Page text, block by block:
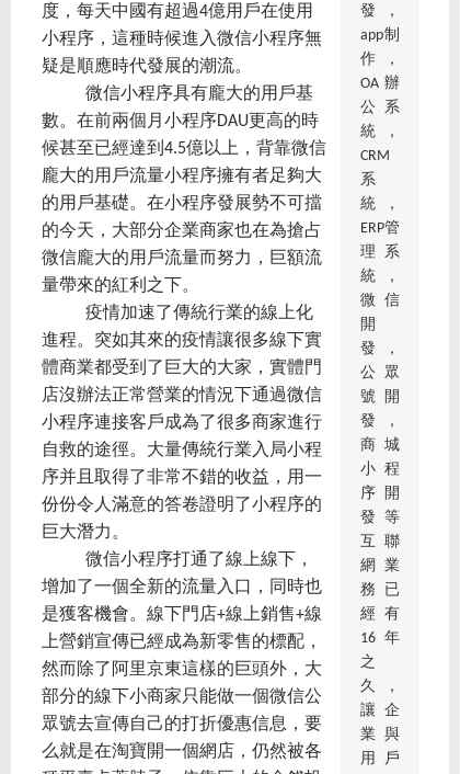
度，每天中國有超過4億用戶在使用
小程序，這種時候進入微信小程序無
疑是順應時代發展的潮流。
微信小程序具有龐大的用戶基
數。在前兩個月小程序DAU更高的時
候甚至已經達到4.5億以上，背靠微信
龐大的用戶流量小程序擁有者足夠大
的用戶基礎。在小程序發展勢不可擋
的今天，大部分企業商家也在為搶占
微信龐大的用戶流量而努力，巨額流
量帶來的紅利之下。
疫情加速了傳統行業的線上化
進程。突如其來的疫情讓很多線下實
體商業都受到了巨大的大家，實體門
店沒辦法正常營業的情況下通過微信
小程序連接客戶成為了很多商家進行
自救的途徑。大量傳統行業入局小程
序并且取得了非常不錯的收益，用一
份份令人滿意的答卷證明了小程序的
巨大潛力。
微信小程序打通了線上線下，
增加了一個全新的流量入口，同時也
是獲客機會。線下門店+線上銷售+線
上營銷宣傳已經成為新零售的標配，
然而除了阿里京東這樣的巨頭外，大
部分的線下小商家只能做一個微信公
眾號去宣傳自己的打折優惠信息，要
么就是在淘寶開一個網店，仍然被各
發，
app制
作，
OA辦
公系
統，
CRM
系
統，
ERP管
理系
統，
微信
開
發，
公眾
號開
發，
商城
小程
序開
發等
互聯
網業
務已
經有
16年
之
久，
讓企
業與
用戶